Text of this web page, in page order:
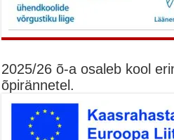
2025/26 õ-a osaleb kool
õpirännetel.